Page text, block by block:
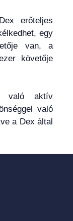
erőteljes
egy
van, a
követője
való aktív
való
a Dex által